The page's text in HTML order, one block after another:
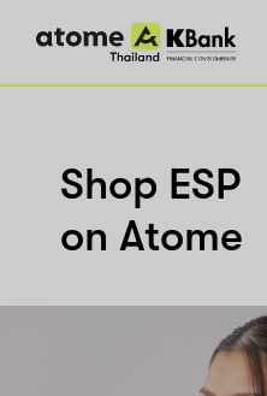
Shop ESP
on Atome